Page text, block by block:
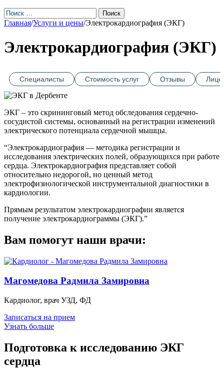
Главная/Услуги и цены/Электрокардиография (ЭКГ)
Электрокардиография (ЭКГ)
Специалисты Стоимость услуг Отзывы
ЭКГ – это скрининговый метод обследования сердечно-
сосудистой системы, основанный на регистрации изменений
электрического потенциала сердечной мышцы.
“Электрокардиография — методика регистрации и
исследования электрических полей, образующихся при работе
сердца. Электрокардиография представляет собой
относительно недорогой, но ценный метод
электрофизиологической инструментальной диагностики в
кардиологии.
Прямым результатом электрокардиографии является
получение электрокардиограммы (ЭКГ).”
Вам помогут наши врачи:
Магомедова Радмила Замировна
Кардиолог, врач УЗД, ФД
Записаться на прием
Узнать больше
Подготовка к исследованию ЭКГ
сердца